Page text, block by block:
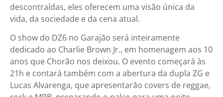
descontraídas, eles oferecem uma visão única da
vida, da sociedade e da cena atual.
O show do DZ6 no Garajão será inteiramente
dedicado ao Charlie Brown Jr., em homenagem aos 10
anos que Chorão nos deixou. O evento começará às
21h e contará também com a abertura da dupla ZG e
Lucas Alvarenga, que apresentarão covers de reggae,